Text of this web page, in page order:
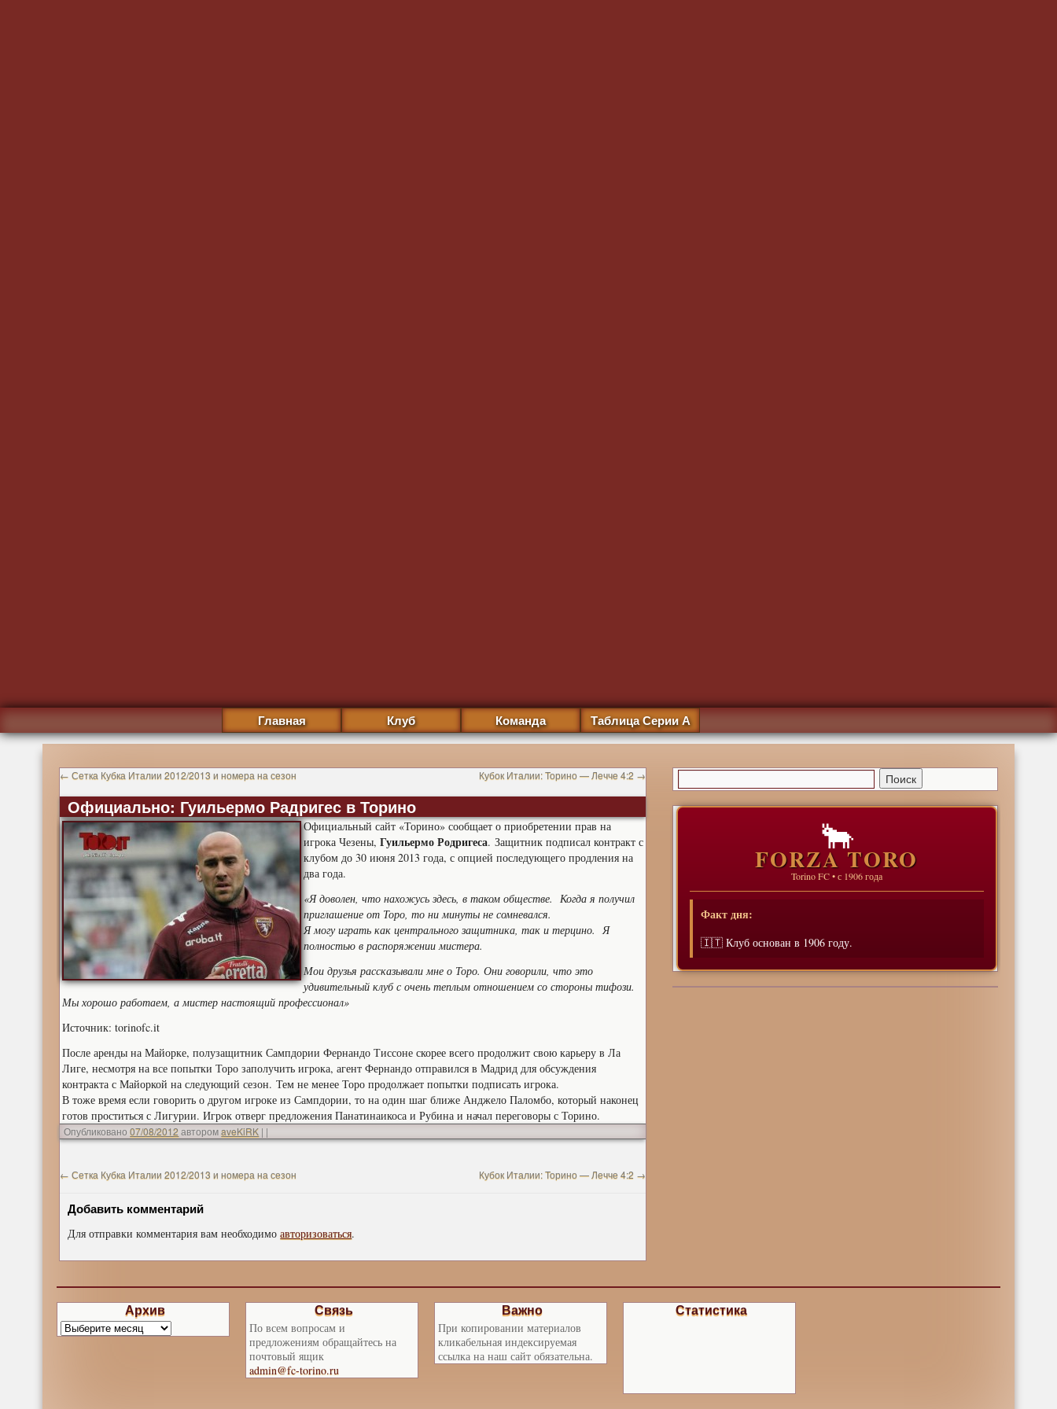
Главная Клуб Команда Таблица Серии А
← Сетка Кубка Италии 2012/2013 и номера на сезон Кубок Италии: Торино — Лечче 4:2 →
Официально: Гуильермо Радригес в Торино
Официальный сайт «Торино» сообщает о приобретении прав на
игрока Чезены, Гуильермо Родригеса.Защитник подписал контракт с
клубом до 30 июня 2013 года, с опцией последующего продления на
два года.
«Я доволен, что нахожусь здесь, в таком обществе. Когда я получил
приглашение от Торо, то ни минуты не сомневался.
Я могу играть как центрального защитника, так и терцино. Я
полностью в распоряжении мистера.
Мои друзья рассказывали мне о Торо. Они говорили, что это
удивительный клуб с очень теплым отношением со стороны тифози.
Мы хорошо работаем, а мистер настоящий профессионал»
Источник: torinofc.it
После аренды на Майорке, полузащитник Сампдории Фернандо Тиссоне скорее всего продолжит свою карьеру в Ла
Лиге, несмотря на все попытки Торо заполучить игрока, агент Фернандо отправился в Мадрид для обсуждения
контракта с Майоркой на следующий сезон. Тем не менее Торо продолжает попытки подписать игрока.
В тоже время если говорить о другом игроке из Сампдории, то на один шаг ближе Анджело Паломбо, который наконец
готов проститься с Лигурии. Игрок отверг предложения Панатинаикоса и Рубина и начал переговоры с Торино.
Опубликовано 07/08/2012 авторомaveKiRK | |
← Сетка Кубка Италии 2012/2013 и номера на сезон Кубок Италии: Торино — Лечче 4:2 →
Добавить комментарий
Для отправки комментария вам необходимоавторизоваться.
🐂
FORZA TORO
Torino FC • с 1906 года
Факт дня:
🇮🇹 Клуб основан в 1906 году.
Архив Связь
По всем вопросам и
предложениям обращайтесь на
почтовый ящик
admin@fc-torino.ru
Важно
При копировании материалов
кликабельная индексируемая
ссылка на наш сайт обязательна.
Статистика